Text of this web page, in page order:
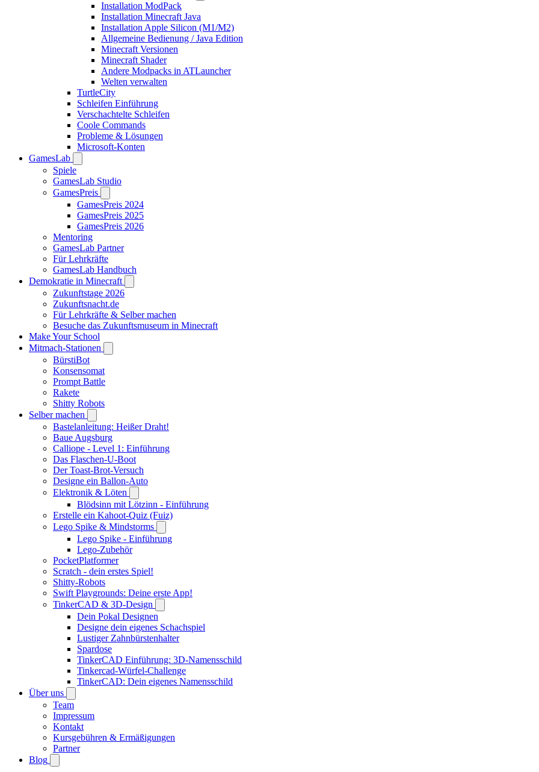
Installation ModPack
Installation Minecraft Java
Installation Apple Silicon (M1/M2)
Allgemeine Bedienung / Java Edition
Minecraft Versionen
Minecraft Shader
Andere Modpacks in ATLauncher
Welten verwalten
TurtleCity
Schleifen Einführung
Verschachtelte Schleifen
Coole Commands
Probleme & Lösungen
Microsoft-Konten
GamesLab
Spiele
GamesLab Studio
GamesPreis
GamesPreis 2024
GamesPreis 2025
GamesPreis 2026
Mentoring
GamesLab Partner
Für Lehrkräfte
GamesLab Handbuch
Demokratie in Minecraft
Zukunftstage 2026
Zukunftsnacht.de
Für Lehrkräfte & Selber machen
Besuche das Zukunftsmuseum in Minecraft
Make Your School
Mitmach-Stationen
BürstiBot
Konsensomat
Prompt Battle
Rakete
Shitty Robots
Selber machen
Bastelanleitung: Heißer Draht!
Baue Augsburg
Calliope - Level 1: Einführung
Das Flaschen-U-Boot
Der Toast-Brot-Versuch
Designe ein Ballon-Auto
Elektronik & Löten
Blödsinn mit Lötzinn - Einführung
Erstelle ein Kahoot-Quiz (Fuiz)
Lego Spike & Mindstorms
Lego Spike - Einführung
Lego-Zubehör
PocketPlatformer
Scratch - dein erstes Spiel!
Shitty-Robots
Swift Playgrounds: Deine erste App!
TinkerCAD & 3D-Design
Dein Pokal Designen
Designe dein eigenes Schachspiel
Lustiger Zahnbürstenhalter
Spardose
TinkerCAD Einführung: 3D-Namensschild
Tinkercad-Würfel-Challenge
TinkerCAD: Dein eigenes Namensschild
Über uns
Team
Impressum
Kontakt
Kursgebühren & Ermäßigungen
Partner
Blog